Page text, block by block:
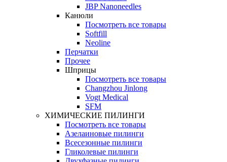
JBP Nanoneedles
Канюли
Посмотреть все товары
Softfill
Neoline
Перчатки
Прочее
Шприцы
Посмотреть все товары
Changzhou Jinlong
Vogt Medical
SFM
ХИМИЧЕСКИЕ ПИЛИНГИ
Посмотреть все товары
Азелаиновые пилинги
Всесезонные пилинги
Гликолевые пилинги